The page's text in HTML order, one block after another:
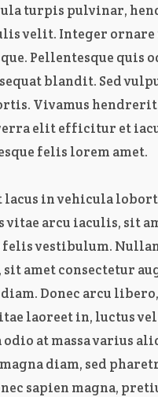
turpis pulvinar,
velit. Integer
Pellentesque quis
blandit. Sed
Vivamus
elit efficitur et
felis lorem amet.
in vehicula
vitae arcu iaculis, sit
felis vestibulum.
amet consectetur
Donec arcu libero,
laoreet in, luctus vel
at massa varius
diam, sed
sapien magna,